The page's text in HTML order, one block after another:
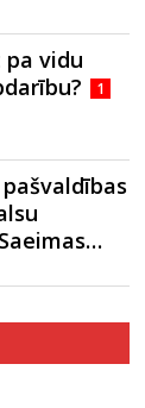
vidu
1